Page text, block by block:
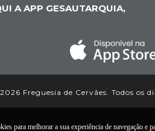
A APP GESAUTARQUIA,
Freguesia de Cervães. Todos os
para melhorar a sua experiência de navegação e